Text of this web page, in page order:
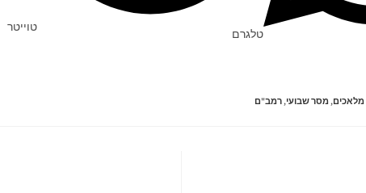
טלגרם
טוייטר
מלאכים, מסר שבועי, רמב"ם